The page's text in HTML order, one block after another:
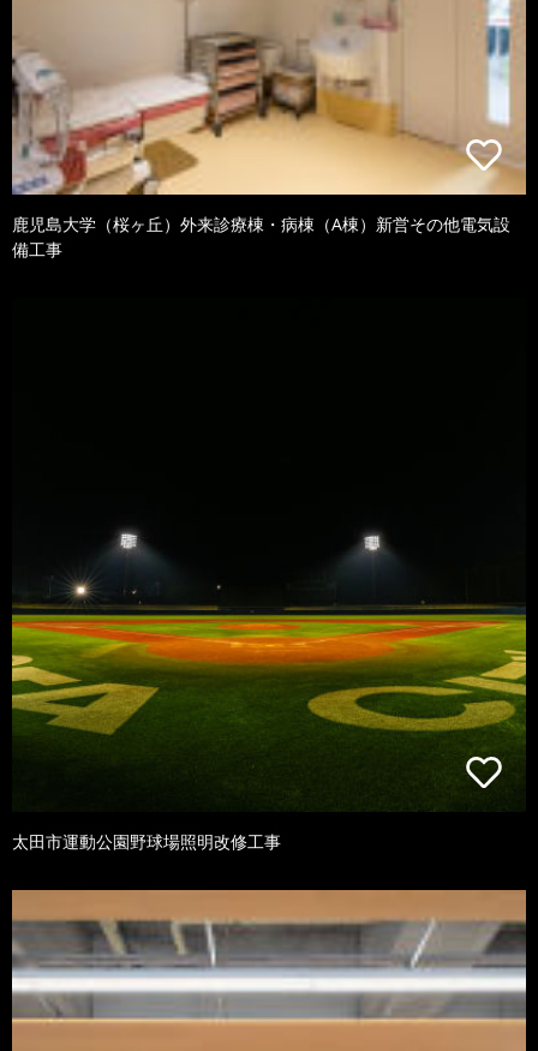
鹿児島大学（桜ヶ丘）外来診療棟・病棟（A棟）新営その他電気設
備工事
太田市運動公園野球場照明改修工事